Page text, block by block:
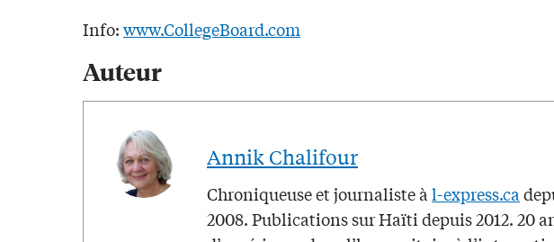
Info:www.CollegeBoard.com
Auteur
Annik Chalifour
Chroniqueuse et journaliste à l-express.ca
2008. Publications sur Haïti depuis 2012. 20